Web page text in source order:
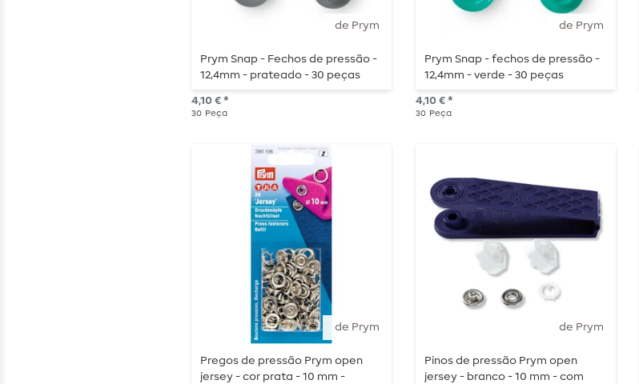
de Prym
Prym Snap - Fechos de pressão -
12,4mm - prateado - 30 peças
4,10 € *
30 Peça
de Prym
Prym Snap - fechos de pressão -
12,4mm - verde - 30 peças
4,10 € *
30 Peça
de Prym
Pregos de pressão Prym open
jersey - cor prata - 10 mm -
de Prym
Pinos de pressão Prym open
jersey - branco - 10 mm - com